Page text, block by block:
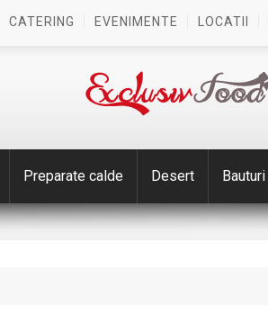
CATERING EVENIMENTE LOCATII
Preparate calde Desert Bauturi